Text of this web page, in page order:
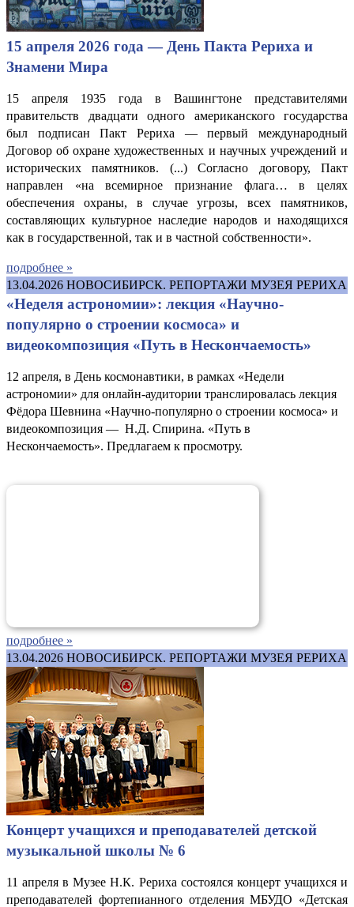
15 апреля 2026 года — День Пакта Рериха и
Знамени Мира
15 апреля 1935 года в Вашингтоне представителями
правительств двадцати одного американского государства
был подписан Пакт Рериха — первый международный
Договор об охране художественных и научных учреждений и
исторических памятников. (...) Согласно договору, Пакт
направлен «на всемирное признание флага… в целях
обеспечения охраны, в случае угрозы, всех памятников,
составляющих культурное наследие народов и находящихся
как в государственной, так и в частной собственности».
подробнее »
13.04.2026 НОВОСИБИРСК. РЕПОРТАЖИ МУЗЕЯ РЕРИХА
«Неделя астрономии»: лекция «Научно-
популярно о строении космоса» и
видеокомпозиция «Путь в Нескончаемость»
12 апреля, в День космонавтики, в рамках «Недели
астрономии» для онлайн-аудитории транслировалась лекция
Фёдора Шевнина «Научно-популярно о строении космоса» и
видеокомпозиция — Н.Д. Спирина. «Путь в
Нескончаемость». Предлагаем к просмотру.
подробнее »
13.04.2026 НОВОСИБИРСК. РЕПОРТАЖИ МУЗЕЯ РЕРИХА
Концерт учащихся и преподавателей детской
музыкальной школы № 6
11 апреля в Музее Н.К. Рериха состоялся концерт учащихся и
преподавателей фортепианного отделения МБУДО «Детская